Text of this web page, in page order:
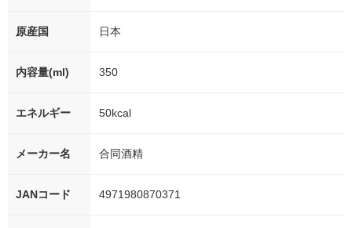
原産国 日本
内容量(ml) 350
エネルギー 50kcal
メーカー名 合同酒精
JANコード 4971980870371